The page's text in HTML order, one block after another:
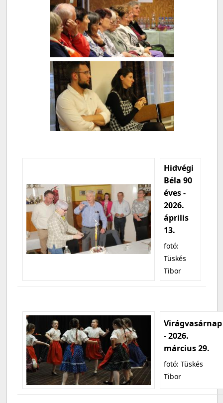
Hidvégi
Béla 90
éves -
2026.
április
13.
fotó:
Tüskés
Tibor
Virágvasárnap
- 2026.
március 29.
fotó: Tüskés
Tibor